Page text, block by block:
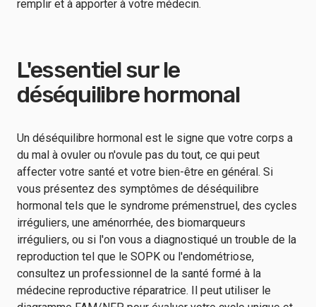
remplir et à apporter à votre médecin.
L'essentiel sur le
déséquilibre hormonal
Un déséquilibre hormonal est le signe que votre corps a
du mal à ovuler ou n'ovule pas du tout, ce qui peut
affecter votre santé et votre bien-être en général. Si
vous présentez des symptômes de déséquilibre
hormonal tels que le syndrome prémenstruel, des cycles
irréguliers, une aménorrhée, des biomarqueurs
irréguliers, ou si l'on vous a diagnostiqué un trouble de la
reproduction tel que le SOPK ou l'endométriose,
consultez un professionnel de la santé formé à la
médecine reproductive réparatrice. Il peut utiliser le